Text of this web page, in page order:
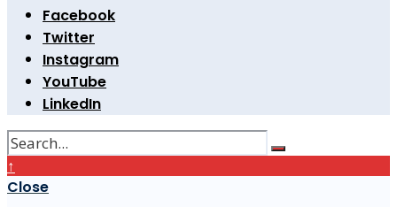
Facebook
Twitter
Instagram
YouTube
LinkedIn
↑
Close